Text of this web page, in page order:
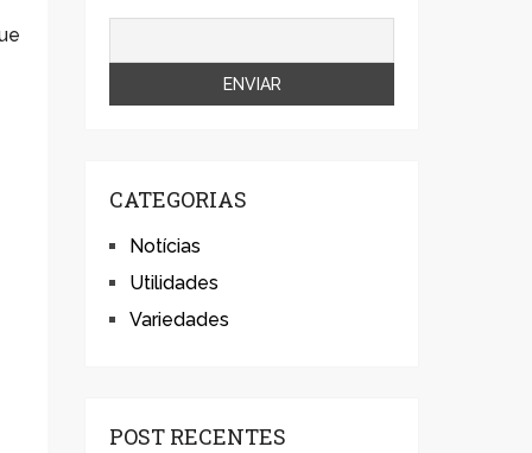
CATEGORIAS
Notícias
Utilidades
Variedades
POST RECENTES